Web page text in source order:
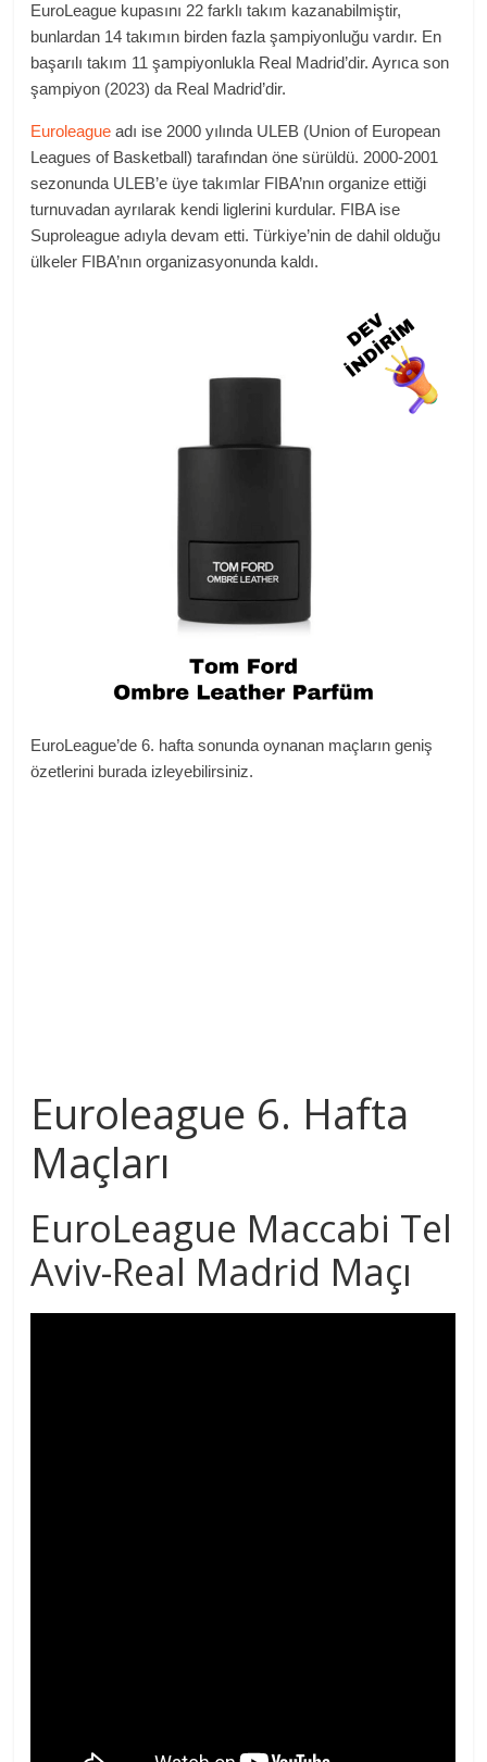
EuroLeague kupasını 22 farklı takım kazanabilmiştir,
bunlardan 14 takımın birden fazla şampiyonluğu vardır. En
başarılı takım 11 şampiyonlukla Real Madrid’dir. Ayrıca son
şampiyon (2023) da Real Madrid’dir.
Euroleague adı ise 2000 yılında ULEB (Union of European
Leagues of Basketball) tarafından öne sürüldü. 2000-2001
sezonunda ULEB’e üye takımlar FIBA’nın organize ettiği
turnuvadan ayrılarak kendi liglerini kurdular. FIBA ise
Suproleague adıyla devam etti. Türkiye’nin de dahil olduğu
ülkeler FIBA’nın organizasyonunda kaldı.
EuroLeague’de 6. hafta sonunda oynanan maçların geniş
özetlerini burada izleyebilirsiniz.
Euroleague 6. Hafta
Maçları
EuroLeague Maccabi Tel
Aviv-Real Madrid Maçı